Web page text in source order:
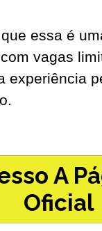
essa é
vagas
experiência
A
Oficial